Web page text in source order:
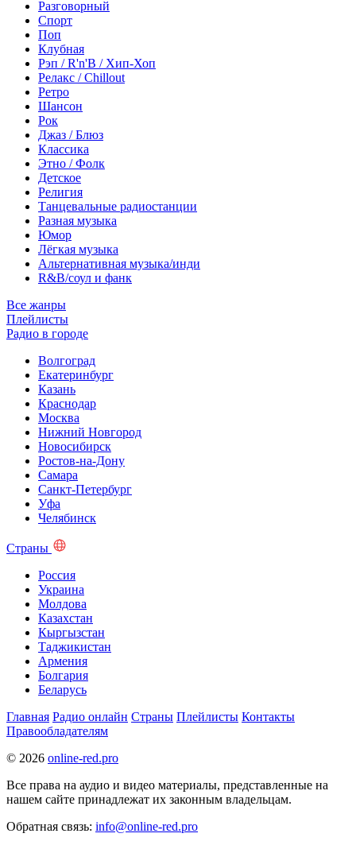
Разговорный
Спорт
Поп
Клубная
Рэп / R'n'B / Хип-Хоп
Релакс / Chillout
Ретро
Шансон
Рок
Джаз / Блюз
Классика
Этно / Фолк
Детское
Религия
Танцевальные радиостанции
Разная музыка
Юмор
Лёгкая музыка
Альтернативная музыка/инди
R&B/cоул и фанк
Все жанры
Плейлисты
Радио в городе
Волгоград
Екатеринбург
Казань
Краснодар
Москва
Нижний Новгород
Новосибирск
Ростов-на-Дону
Самара
Санкт-Петербург
Уфа
Челябинск
Страны
Россия
Украина
Молдова
Казахстан
Кыргызстан
Таджикистан
Армения
Болгария
Беларусь
Главная Радио онлайн Страны Плейлисты Контакты
Правообладателям
© 2026 online-red.pro
Все права на аудио и видео материалы, представленные на
нашем сайте принадлежат их законным владельцам.
Обратная связь: info@online-red.pro